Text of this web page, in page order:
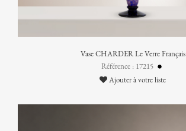
Vase CHARDER Le Verre Français
Référence : 17215
Ajouter à votre liste